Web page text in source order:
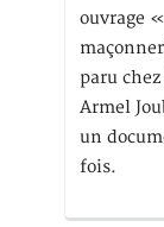
ouvrage
paru
Armel
un
fois.